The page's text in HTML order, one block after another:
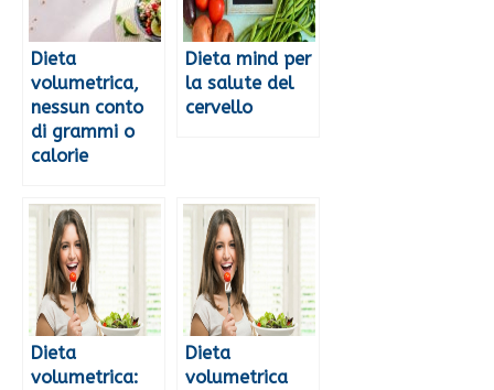
Dieta
volumetrica,
nessun conto
di grammi o
calorie
Dieta mind per
la salute del
cervello
Dieta
volumetrica:
Dieta
volumetrica